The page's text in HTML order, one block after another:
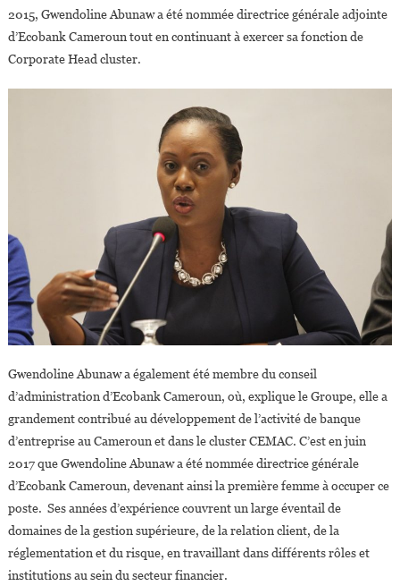
2015, Gwendoline Abunaw a été nommée directrice générale adjointe
d’Ecobank Cameroun tout en continuant à exercer sa fonction de
Corporate Head cluster.
Gwendoline Abunaw a également été membre du conseil
d’administration d’Ecobank Cameroun, où, explique le Groupe, elle a
grandement contribué au développement de l’activité de banque
d’entreprise au Cameroun et dans le cluster CEMAC. C’est en juin
2017 que Gwendoline Abunaw a été nommée directrice générale
d’Ecobank Cameroun, devenant ainsi la première femme à occuper ce
poste. Ses années d’expérience couvrent un large éventail de
domaines de la gestion supérieure, de la relation client, de la
réglementation et du risque, en travaillant dans différents rôles et
institutions au sein du secteur financier.